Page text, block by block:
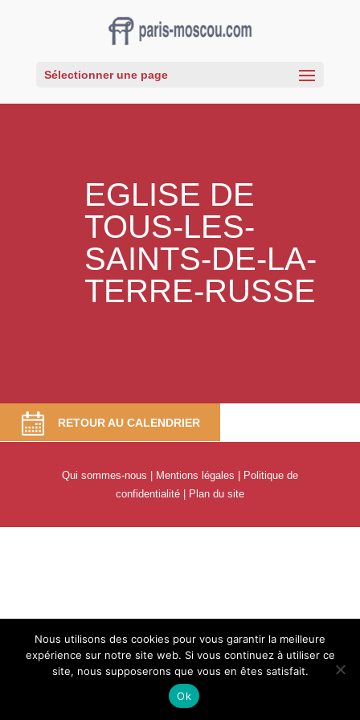
Sélectionner une page
EGLISE DE
TOUS-LES-
SAINTS-DE-LA-
TERRE-RUSSE
RETOUR AU CALENDRIER
Qui sommes-nous Mentions légales
Politique de
confidentialité| Plan du site
Nous utilisons des cookies pour vous garantir la meilleure
expérience sur notre site web. Si vous continuez à utiliser ce
site, nous supposerons que vous en êtes satisfait.
Ok